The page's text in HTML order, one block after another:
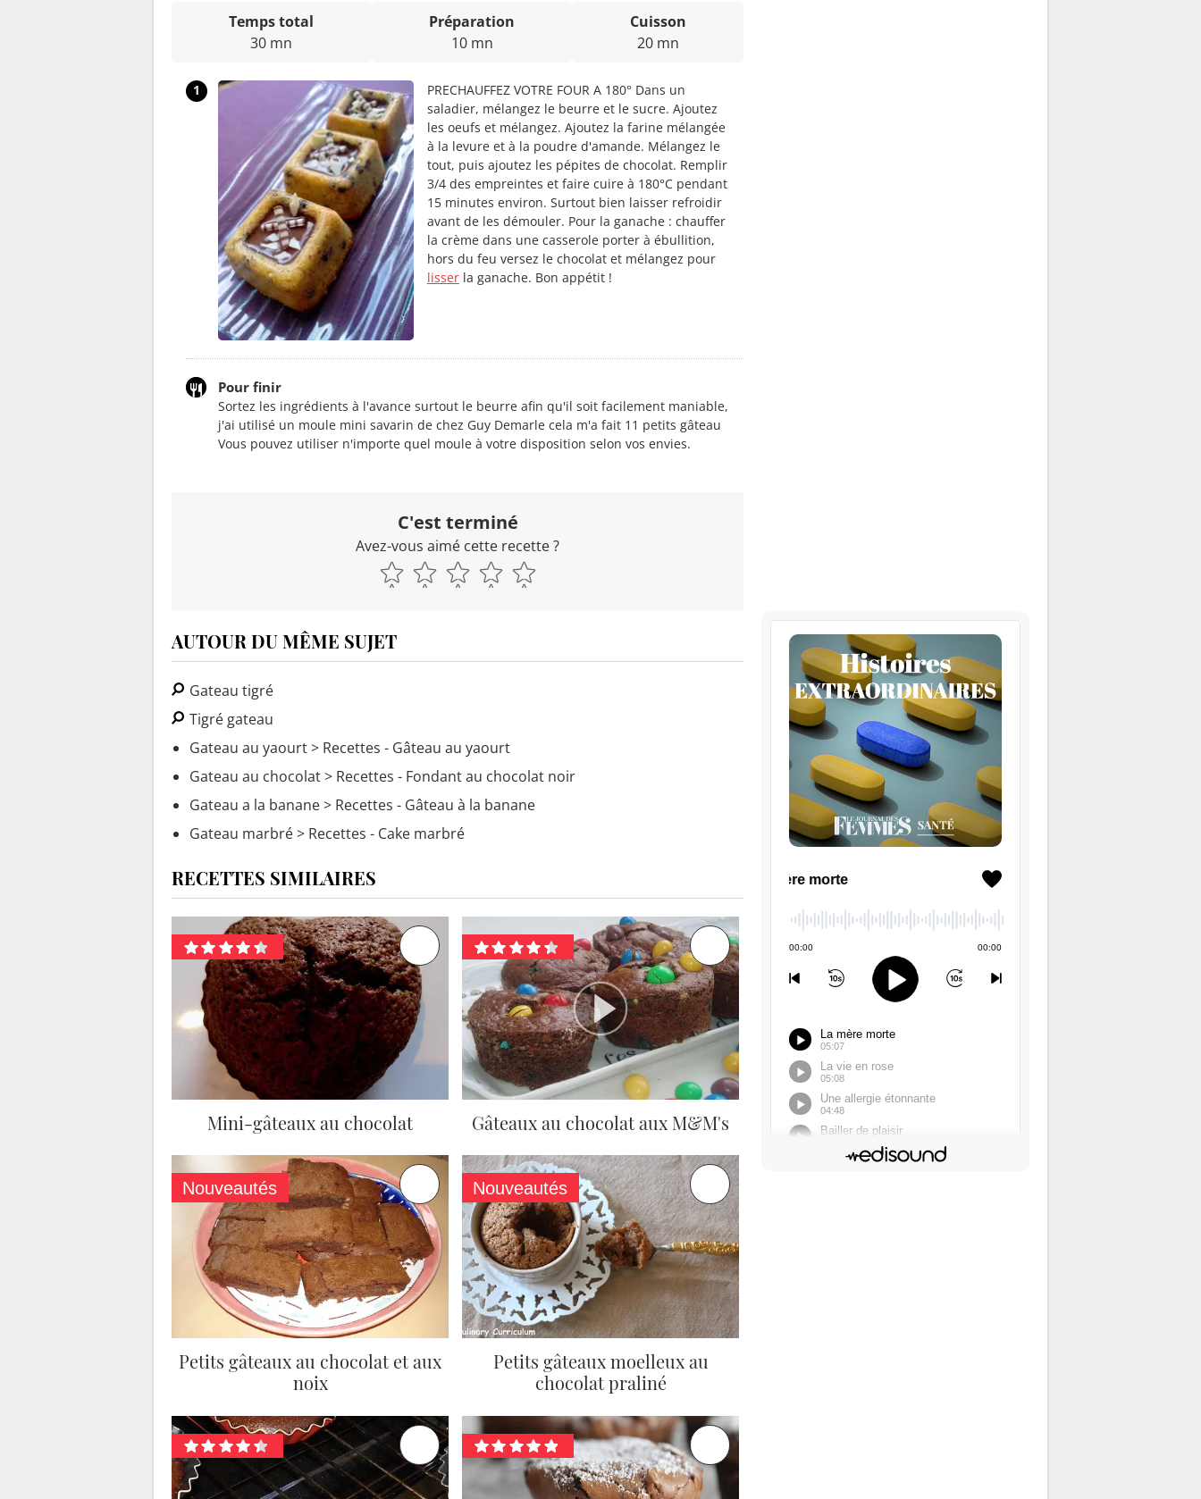
Temps total
30 mn
Préparation
10 mn
Cuisson
20 mn
1
PRECHAUFFEZ VOTRE FOUR A 180° Dans un
saladier, mélangez le beurre et le sucre. Ajoutez
les oeufs et mélangez. Ajoutez la farine mélangée
à la levure et à la poudre d'amande. Mélangez le
tout, puis ajoutez les pépites de chocolat. Remplir
3/4 des empreintes et faire cuire à 180°C pendant
15 minutes environ. Surtout bien laisser refroidir
avant de les démouler. Pour la ganache : chauffer
la crème dans une casserole porter à ébullition,
hors du feu versez le chocolat et mélangez pour
lisserla ganache. Bon appétit !
Pour finir
Sortez les ingrédients à l'avance surtout le beurre afin qu'il soit facilement maniable,
j'ai utilisé un moule mini savarin de chez Guy Demarle cela m'a fait 11 petits gâteau
Vous pouvez utiliser n'importe quel moule à votre disposition selon vos envies.
C'est terminé
Avez-vous aimé cette recette ?
AUTOUR DU MÊME SUJET
Gateau tigré
Tigré gateau
Gateau au yaourt> Recettes - Gâteau au yaourt
Gateau au chocolat> Recettes - Fondant au chocolat noir
Gateau a la banane> Recettes - Gâteau à la banane
Gateau marbré> Recettes - Cake marbré
RECETTES SIMILAIRES
Mini-gâteaux au chocolat Gâteaux au chocolat aux M&M's
Nouveautés
Petits gâteaux au chocolat et aux
noix
Nouveautés
Petits gâteaux moelleux au
chocolat praliné